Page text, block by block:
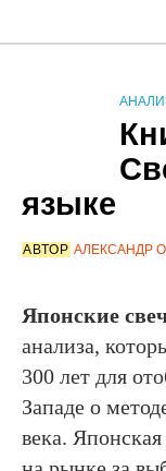
языке
АВТОР АЛЕКСАНДР
Японские
анализа,
300 лет для
Западе о
века.